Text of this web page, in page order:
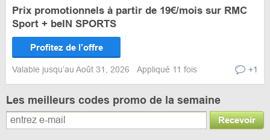
Prix promotionnels à partir de 19€/mois sur RMC
Sport + beIN SPORTS
Profitez de l’offre
Valable jusqu’au Août 31, 2026 Appliqué 11 fois +1
Les meilleurs codes promo de la semaine
Recevoir